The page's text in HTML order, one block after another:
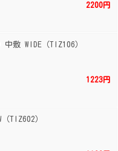
2200円
中敷 WIDE（TIZ106）
1223円
TIZ602）